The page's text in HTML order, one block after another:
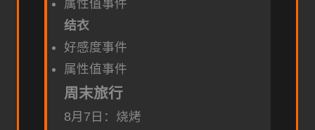
属性值事件
结衣
好感度事件
属性值事件
周末旅行
8月7日：烧烤